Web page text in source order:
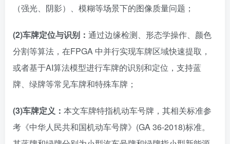
（强光、阴影）、模糊等场景下的图像质量问题；
(2)车牌定位与识别： 通过边缘检测、形态学操作、颜色
分割等算法，在FPGA 中并行实现车牌区域快速提取，
或者基于AI算法模型进行车牌的识别和定位，支持蓝
牌、绿牌等常见车牌和特殊车牌；
(3)车牌定义： 本文车牌特指机动车号牌，其相关标准参
考《中华人民共和国机动车号牌》(GA 36-2018)标准。